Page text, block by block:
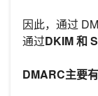
因此，通过
通过DKIM 和
DMARC主要